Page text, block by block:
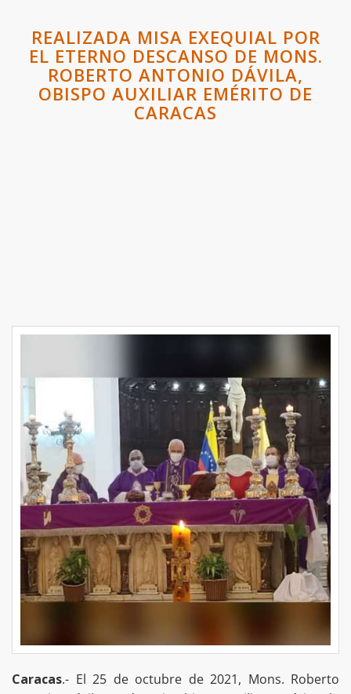
REALIZADA MISA EXEQUIAL POR
EL ETERNO DESCANSO DE MONS.
ROBERTO ANTONIO DÁVILA,
OBISPO AUXILIAR EMÉRITO DE
CARACAS
Caracas.- El 25 de octubre de 2021, Mons. Roberto